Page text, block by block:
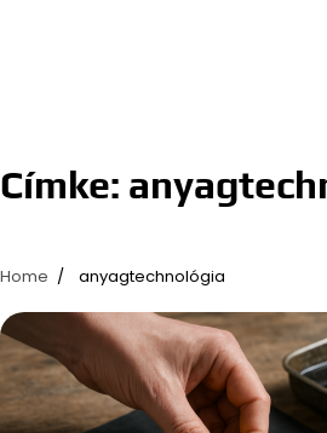
Címke:
Home anyagtechnológia